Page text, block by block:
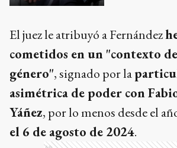
El juez le atribuyó a Fernández
cometidos en un "contexto
género", signado por la
asimétrica de poder con
Yáñez, por lo menos desde el
el 6 de agosto de 2024.
Ads